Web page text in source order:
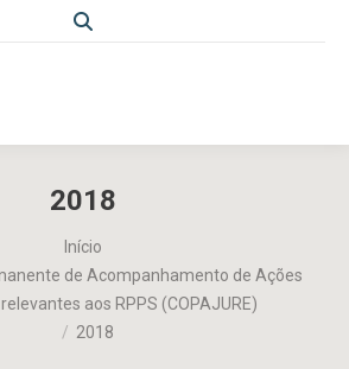
Search:
2018
Início
de Acompanhamento de Ações
aos RPPS (COPAJURE)
2018